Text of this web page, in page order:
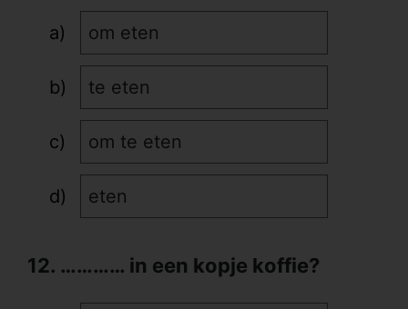
om eten
te eten
om te eten
eten
12. ………… in een kopje koffie?